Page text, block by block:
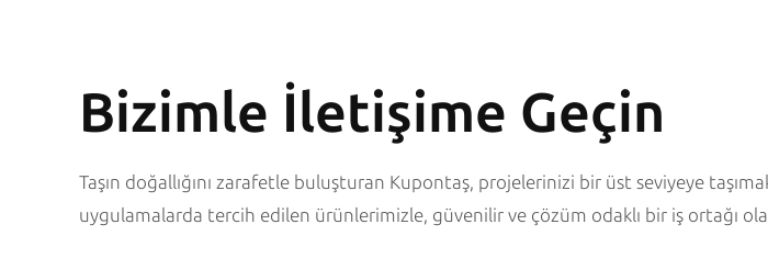
Bizimle İletişime Geçin
Taşın doğallığını zarafetle buluşturan Kupontaş, projelerinizi bir üst seviyeye
uygulamalarda tercih edilen ürünlerimizle, güvenilir ve çözüm odaklı bir iş ortağı